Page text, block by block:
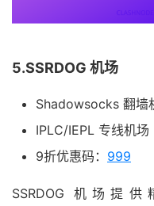
5.SSRDOG 机场
Shadowsocks 翻墙
IPLC/IEPL 专线机场
9折优惠码： 999
SSRDOG 机场提